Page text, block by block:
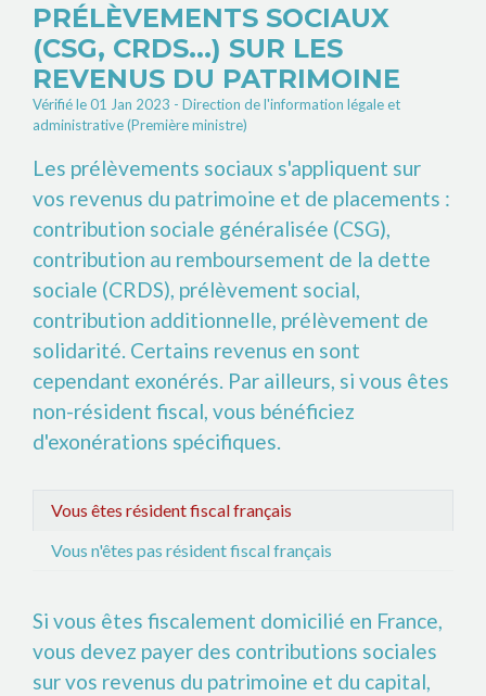
PRÉLÈVEMENTS SOCIAUX
(CSG, CRDS...) SUR LES
REVENUS DU PATRIMOINE
Vérifié le 01 Jan 2023 - Direction de l'information légale et
administrative (Première ministre)
Les prélèvements sociaux s'appliquent sur
vos revenus du patrimoine et de placements :
contribution sociale généralisée (CSG),
contribution au remboursement de la dette
sociale (CRDS), prélèvement social,
contribution additionnelle, prélèvement de
solidarité. Certains revenus en sont
cependant exonérés. Par ailleurs, si vous êtes
non-résident fiscal, vous bénéficiez
d'exonérations spécifiques.
Vous êtes résident fiscal français
Vous n'êtes pas résident fiscal français
Si vous êtes fiscalement domicilié en France,
vous devez payer des contributions sociales
sur vos revenus du patrimoine et du capital,